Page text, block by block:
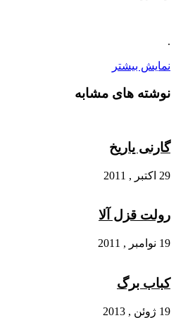
.
نمایش بیشتر
نوشته های مشابه
گارنی یاریخ
29 اکتبر , 2011
رولت قزل آلا
19 نوامبر , 2011
کباب برگ
19 ژوئن , 2013